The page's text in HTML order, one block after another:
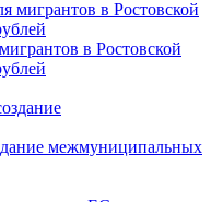
в Ростовской
межмуниципальных